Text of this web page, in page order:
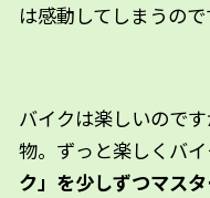
は感動してしまうので
バイクは楽しいので
物。ずっと楽しくバイ
ク」を少しずつマス